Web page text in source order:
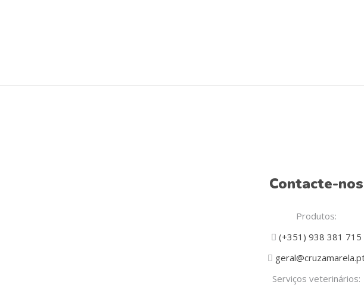
Contacte-nos
Produtos:
(+351) 938 381 715
Serviços veterinários: